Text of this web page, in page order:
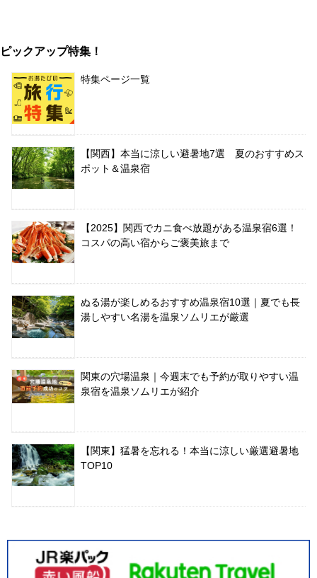
ピックアップ特集！
特集ページ一覧
【関西】本当に涼しい避暑地7選 夏のおすすめス
ポット＆温泉宿
【2025】関西でカニ食べ放題がある温泉宿6選！
コスパの高い宿からご褒美旅まで
ぬる湯が楽しめるおすすめ温泉宿10選｜夏でも長
湯しやすい名湯を温泉ソムリエが厳選
関東の穴場温泉｜今週末でも予約が取りやすい温
泉宿を温泉ソムリエが紹介
【関東】猛暑を忘れる！本当に涼しい厳選避暑地
TOP10